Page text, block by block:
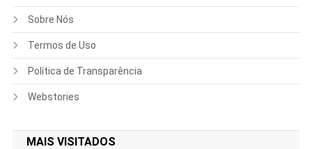
Sobre Nós
Termos de Uso
Política de Transparência
Webstories
MAIS VISITADOS